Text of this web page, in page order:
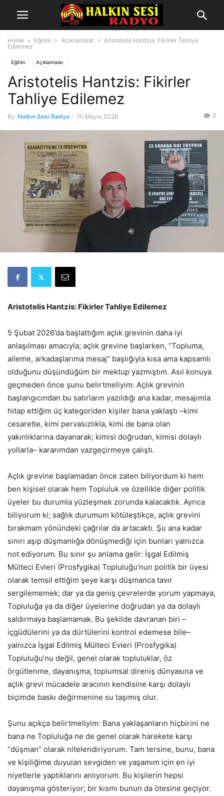
Home Eğitim Açıklamalar
Aristotelis Hantzis: Fikirler Tahliye
Edilemez
Eğitim Açıklamalar
Aristotelis Hantzis: Fikirler
Tahliye Edilemez
By Halkın Sesi Radyo - 10 Mayıs 2026 0
Aristotelis Hantzis: Fikirler Tahliye Edilemez
5 Şubat 2026’da başlattığım açlık grevinin daha iyi
anlaşılması amacıyla; açlık grevine başlarken, “Topluma,
aileme, arkadaşlarıma mesaj” başlığıyla kısa ama kapsamlı
olduğunu düşündüğüm bir mektup yazmıştım. Asıl konuya
geçmeden önce şunu belirtmeliyim: Açlık grevinin
başlangıcından bu satırların yazıldığı ana kadar, mesajımla
hitap ettiğim üç kategoriden kişiler bana yaklaştı –kimi
cesaretle, kimi pervasızlıkla, kimi de bana olan
yakınlıklarına dayanarak; kimisi doğrudan, kimisi dolaylı
yollarla– kararımdan vazgeçirmeye çalıştı.
Açlık grevine başlamadan önce zaten biliyordum ki hem
ben kişisel olarak hem Topluluk ve özellikle diğer politik
üyeler bu durumla yüzleşmek zorunda kalacaktık. Ayrıca
biliyorum ki; sağlık durumum kötüleştikçe, açlık grevini
bırakmam yönündeki çağrılar da artacaktı. Şu ana kadar
sınırı aşıp düşmanlığa dönüşmediği için bunları yalnızca
not ediyorum. Bu sınır şu anlama gelir: İşgal Edilmiş
Mülteci Evleri (Prosfygika) Topluluğu’nun politik bir üyesi
olarak temsil ettiğim şeye karşı düşmanca tavır
sergilememek; dar ya da geniş çevrelerde yorum yapmaya,
Topluluğa ya da diğer üyelerine doğrudan ya da dolaylı
saldırmaya başlamamak. Bu şekilde davranan biri –
içgüdülerini ya da dürtülerini kontrol edemese bile–
yalnızca İşgal Edilmiş Mülteci Evleri (Prosfygika)
Topluluğu’nu değil, genel olarak topluluklar, öz
örgütlenme, dayanışma, toplumsal direniş dünyasına ve
açlık grevi mücadele aracının kendisine karşı dolaylı
biçimde baskı değirmenine su taşımış olur.
Şunu açıkça belirtmeliyim: Bana yaklaşanların hiçbirini ne
bana ne Topluluğa ne de genel olarak harekete karşı
“düşman” olarak nitelendiriyorum. Tam tersine, bunu, bana
ve kişiliğime duyulan sevgiden ve yaşamım için en iyi
niyetlerle yaptıklarını anlıyorum. Bu kişilerin hepsi
dayanışma gösteriyor; bir kısmı bunun da ötesine geçiyor.